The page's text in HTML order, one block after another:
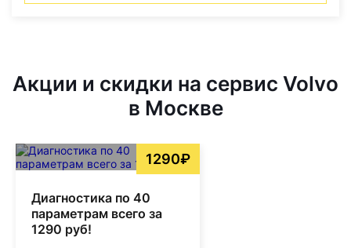
Акции и скидки на сервис Volvo
в Москве
1290₽
Диагностика по 40
параметрам всего за
1290 руб!